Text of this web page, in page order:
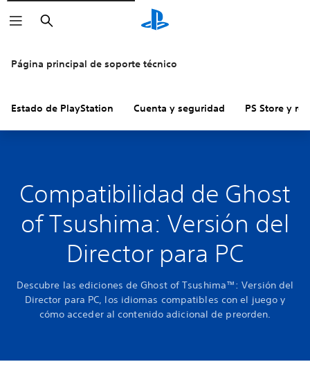
Buscar
Página principal de soporte técnico
Estado de PlayStation Cuenta y seguridad PS Store y
Compatibilidad de Ghost
of Tsushima: Versión del
Director para PC
Descubre las ediciones de Ghost of Tsushima™: Versión del
Director para PC, los idiomas compatibles con el juego y
cómo acceder al contenido adicional de preorden.